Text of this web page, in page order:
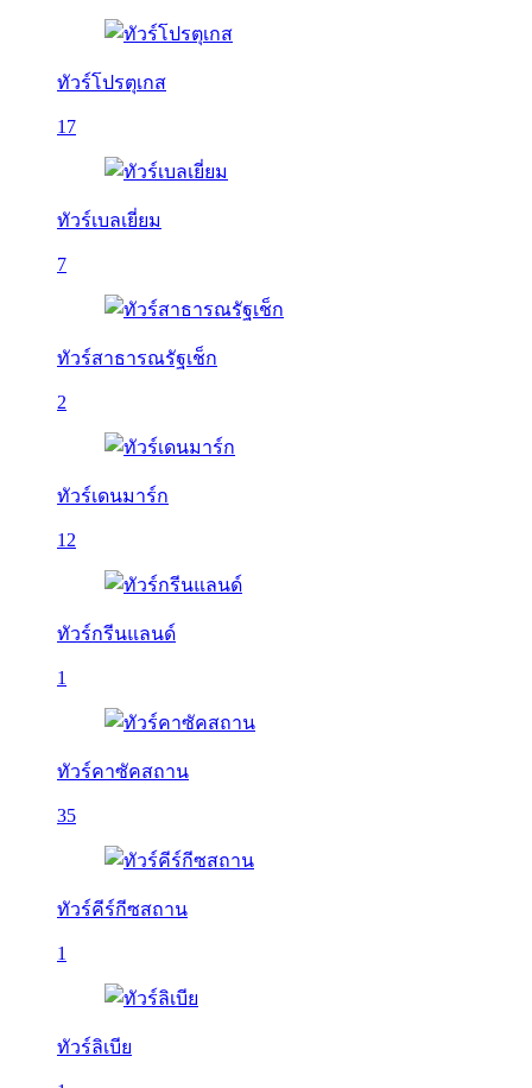
ทัวร์โปรตุเกส
17
ทัวร์เบลเยี่ยม
7
ทัวร์สาธารณรัฐเช็ก
2
ทัวร์เดนมาร์ก
12
ทัวร์กรีนแลนด์
1
ทัวร์คาซัคสถาน
35
ทัวร์คีร์กีซสถาน
1
ทัวร์ลิเบีย